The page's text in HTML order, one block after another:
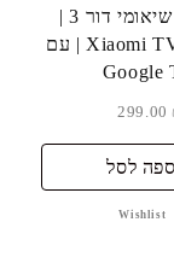
סטרימר שיאומי דור 3 |
Xiaomi TV Box S 3 | עם
Google
לסל
Wishlist